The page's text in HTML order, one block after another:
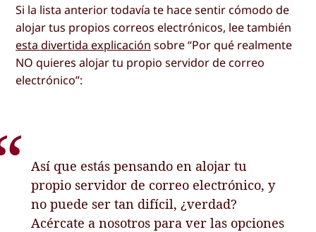
Si la lista anterior todavía te hace sentir cómodo de
alojar tus propios correos electrónicos, lee también
esta divertida explicación sobre “Por qué realmente
NO quieres alojar tu propio servidor de correo
electrónico”:
Así que estás pensando en alojar tu
propio servidor de correo electrónico, y
no puede ser tan difícil, ¿verdad?
Acércate a nosotros para ver las opciones